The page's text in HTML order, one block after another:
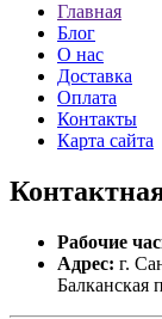
Главная
Блог
О нас
Доставка
Оплата
Контакты
Карта сайта
Рабочие
Адрес: г.
Балканская